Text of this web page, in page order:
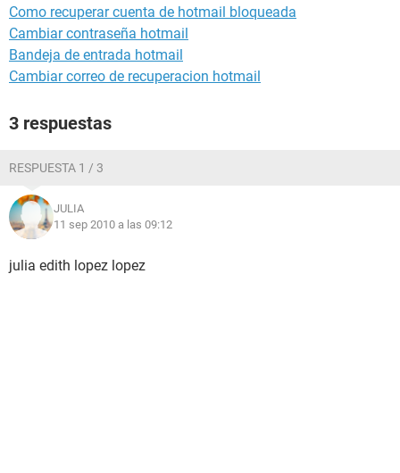
Como recuperar cuenta de hotmail bloqueada
Cambiar contraseña hotmail
Bandeja de entrada hotmail
Cambiar correo de recuperacion hotmail
3 respuestas
RESPUESTA 1 / 3
JULIA
11 sep 2010 a las 09:12
julia edith lopez lopez